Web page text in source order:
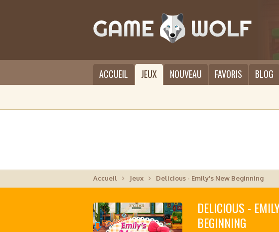
ACCUEIL JEUX NOUVEAU FAVORIS BLOG
Accueil Jeux Delicious - Emily's New Beginning
DELICIOUS -
BEGINNING